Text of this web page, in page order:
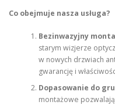
Co obejmuje nasza usługa?
Bezinwazyjny
starym wizjerze
w nowych drzwiach
gwarancję i
Dopasowanie do
montażowe